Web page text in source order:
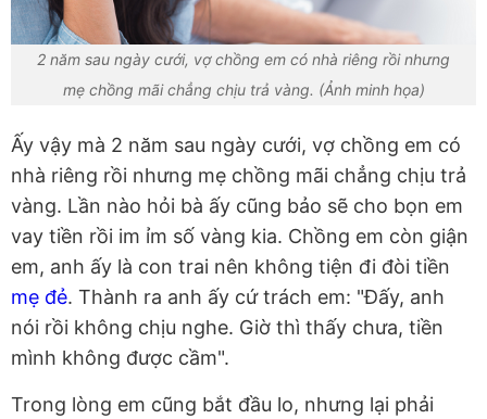
2 năm sau ngày cưới, vợ chồng em có nhà riêng rồi nhưng
mẹ chồng mãi chẳng chịu trả vàng. (Ảnh minh họa)
Ấy vậy mà 2 năm sau ngày cưới, vợ chồng em có
nhà riêng rồi nhưng mẹ chồng mãi chẳng chịu trả
vàng. Lần nào hỏi bà ấy cũng bảo sẽ cho bọn em
vay tiền rồi im ỉm số vàng kia. Chồng em còn giận
em, anh ấy là con trai nên không tiện đi đòi tiền
mẹ đẻ. Thành ra anh ấy cứ trách em: "Đấy, anh
nói rồi không chịu nghe. Giờ thì thấy chưa, tiền
mình không được cầm".
Trong lòng em cũng bắt đầu lo, nhưng lại phải